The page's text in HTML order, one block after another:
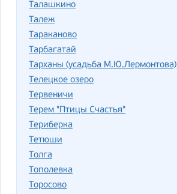
Талашкино
Талеж
Тараканово
Тарбагатай
Тарханы (усадьба М.Ю.Лермонтова)
Телецкое озеро
Тервеничи
Терем "Птицы Счастья"
Териберка
Тетюши
Толга
Тополевка
Торосово